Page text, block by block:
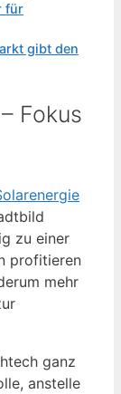
für
gibt den
Fokus
zu einer
profitieren
mehr
ganz
anstelle